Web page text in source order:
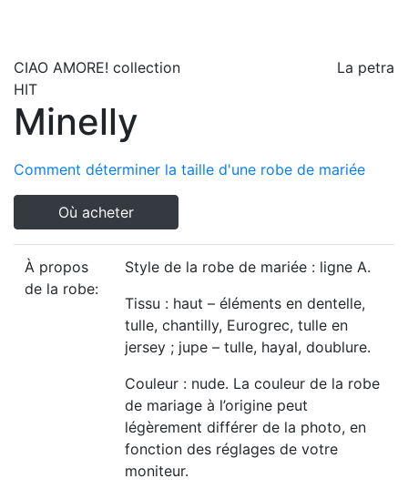
CIAO AMORE! collection
La petra
HIT
Minelly
Comment déterminer la taille d'une robe de mariée
Où acheter
À propos
de la robe:
Style de la robe de mariée : ligne A.
Tissu : haut – éléments en dentelle,
tulle, chantilly, Eurogrec, tulle en
jersey ; jupe – tulle, hayal, doublure.
Couleur : nude. La couleur de la robe
de mariage à l’origine peut
légèrement différer de la photo, en
fonction des réglages de votre
moniteur.